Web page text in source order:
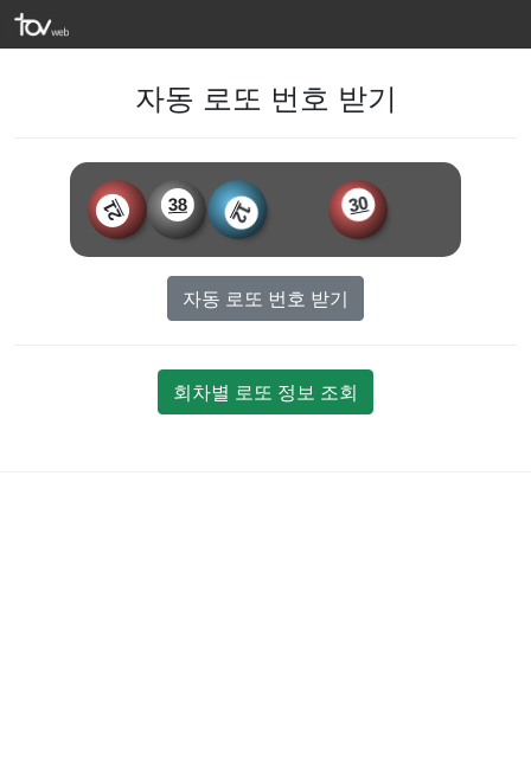
자동 로또 번호 받기
21 38 12
자동 로또 번호 받기
회차별 로또 정보 조회